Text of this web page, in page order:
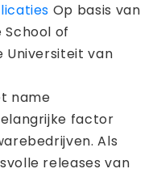
Op basis van
of
Universiteit van
name
factor
Als
releases van